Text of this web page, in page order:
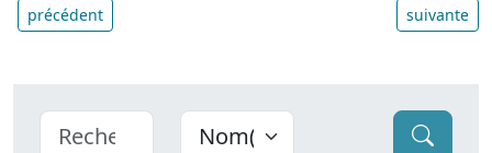
précédent suivante